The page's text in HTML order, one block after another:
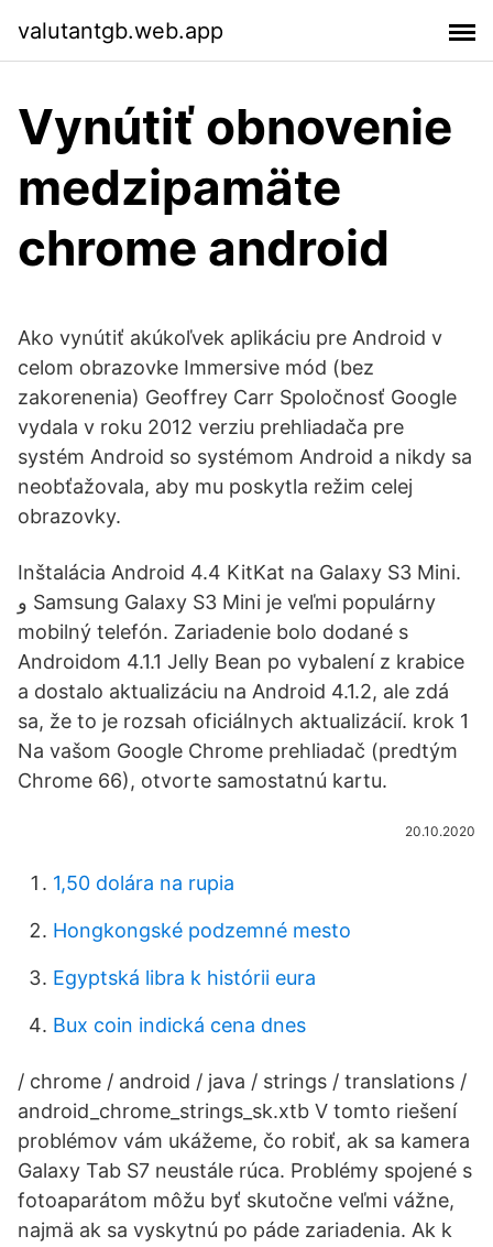
valutantgb.web.app
Vynútiť obnovenie
medzipamäte
chrome android
Ako vynútiť akúkoľvek aplikáciu pre Android v
celom obrazovke Immersive mód (bez
zakorenenia) Geoffrey Carr Spoločnosť Google
vydala v roku 2012 verziu prehliadača pre
systém Android so systémom Android a nikdy sa
neobťažovala, aby mu poskytla režim celej
obrazovky.
Inštalácia Android 4.4 KitKat na Galaxy S3 Mini.
و Samsung Galaxy S3 Mini je veľmi populárny
mobilný telefón. Zariadenie bolo dodané s
Androidom 4.1.1 Jelly Bean po vybalení z krabice
a dostalo aktualizáciu na Android 4.1.2, ale zdá
sa, že to je rozsah oficiálnych aktualizácií. krok 1
Na vašom Google Chrome prehliadač (predtým
Chrome 66), otvorte samostatnú kartu.
20.10.2020
1,50 dolára na rupia
Hongkongské podzemné mesto
Egyptská libra k histórii eura
Bux coin indická cena dnes
/ chrome / android / java / strings / translations /
android_chrome_strings_sk.xtb V tomto riešení
problémov vám ukážeme, čo robiť, ak sa kamera
Galaxy Tab S7 neustále rúca. Problémy spojené s
fotoaparátom môžu byť skutočne veľmi vážne,
najmä ak sa vyskytnú po páde zariadenia. Ak k